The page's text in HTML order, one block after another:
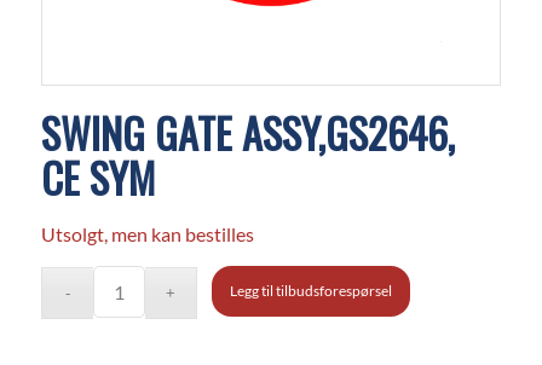
SWING GATE ASSY,GS2646,
CE SYM
Utsolgt, men kan bestilles
Legg til tilbudsforespørsel